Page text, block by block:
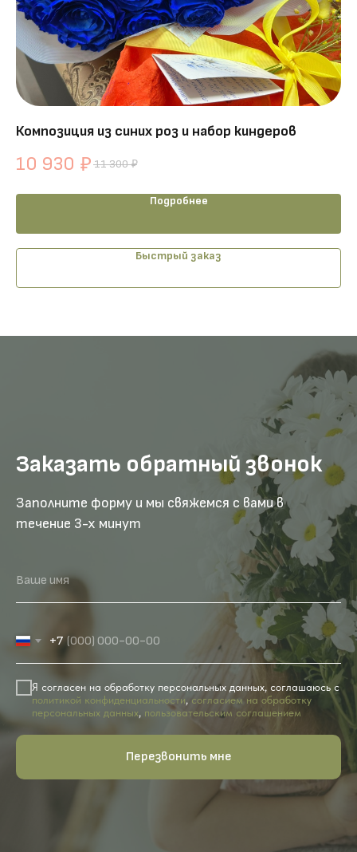
Композиция из синих роз и набор киндеров
10 930 ₽ 11 300 ₽
Подробнее
Быстрый заказ
Заказать обратный звонок
Заполните форму и мы свяжемся с вами в
течение 3-х минут
Ваше имя
+7
Я согласен на обработку персональных данных, соглашаюсь с
политикой конфиденциальности, согласием на обработку
персональных данных, пользовательским соглашением
Перезвонить мне